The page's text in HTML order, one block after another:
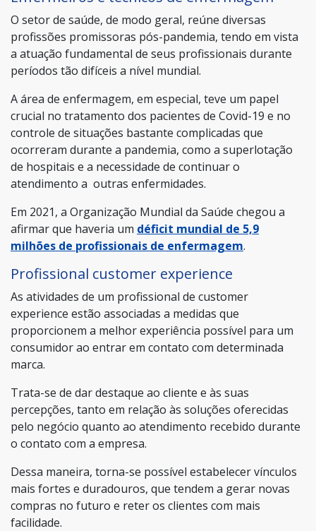
O setor de saúde, de modo geral, reúne diversas
profissões promissoras pós-pandemia, tendo em vista
a atuação fundamental de seus profissionais durante
períodos tão difíceis a nível mundial.
A área de enfermagem, em especial, teve um papel
crucial no tratamento dos pacientes de Covid-19 e no
controle de situações bastante complicadas que
ocorreram durante a pandemia, como a superlotação
de hospitais e a necessidade de continuar o
atendimento a outras enfermidades.
Em 2021, a Organização Mundial da Saúde chegou a
afirmar que haveria um déficit mundial de 5,9
milhões de profissionais de enfermagem.
Profissional customer experience
As atividades de um profissional de customer
experience estão associadas a medidas que
proporcionem a melhor experiência possível para um
consumidor ao entrar em contato com determinada
marca.
Trata-se de dar destaque ao cliente e às suas
percepções, tanto em relação às soluções oferecidas
pelo negócio quanto ao atendimento recebido durante
o contato com a empresa.
Dessa maneira, torna-se possível estabelecer vínculos
mais fortes e duradouros, que tendem a gerar novas
compras no futuro e reter os clientes com mais
facilidade.